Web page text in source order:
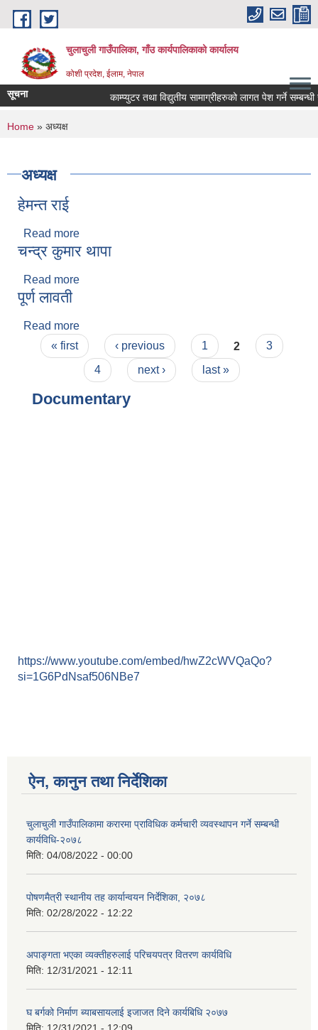
Skip to main content
चुलाचुली गाउँपालिका, गाँउ कार्यपालिकाको कार्यालय
कोशी प्रदेश, ईलाम, नेपाल
सूचना काम्प्युटर तथा विद्युतीय सामाग्रीहरुको लागत पेश गर्ने सम्बन्धी
You are here
Home » अध्यक्ष
अध्यक्ष
हेमन्त राई
Read more
चन्द्र कुमार थापा
Read more
पूर्ण लावती
Read more
Pages
« first ‹ previous 1 2
3
4
next › last »
Documentary
https://www.youtube.com/embed/hwZ2cWVQaQo?
si=1G6PdNsaf506NBe7
ऐन, कानुन तथा निर्देशिका
चुलाचुली गाउँपालिकामा करारमा प्राविधिक कर्मचारी व्यवस्थापन गर्ने सम्बन्धी
कार्यविधि-२०७८
मिति: 04/08/2022 - 00:00
पोषणमैत्री स्थानीय तह कार्यान्वयन निर्देशिका, २०७८
मिति: 02/28/2022 - 12:22
अपाङ्गता भएका व्यक्तीहरुलाई परिचयपत्र वितरण कार्यविधि
मिति: 12/31/2021 - 12:11
घ बर्गको निर्माण ब्याबसायलाई इजाजत दिने कार्यबिधि २०७७